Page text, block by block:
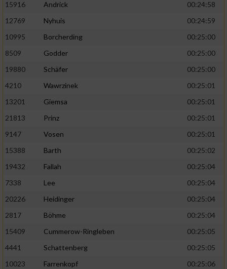
15916
Andrick
00:24:58
12769
Nyhuis
00:24:59
10995
Borcherding
00:25:00
8509
Godder
00:25:00
19880
Schäfer
00:25:00
4210
Wawrzinek
00:25:01
13201
Giemsa
00:25:01
21813
Prinz
00:25:01
9147
Vosen
00:25:01
15388
Barth
00:25:02
19432
Fallah
00:25:04
7338
Lee
00:25:04
20226
Heidinger
00:25:04
2817
Böhme
00:25:04
15409
Cummerow-Ringleben
00:25:05
4441
Schattenberg
00:25:05
10023
Farrenkopf
00:25:06